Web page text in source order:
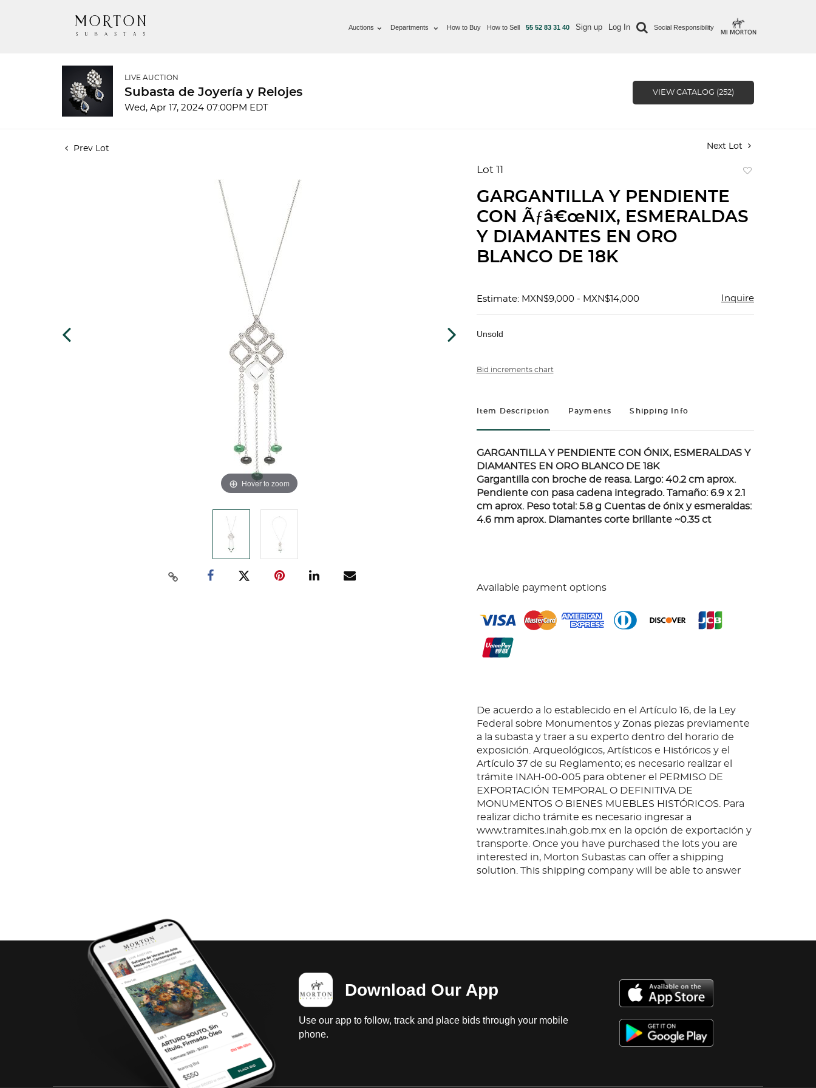
Auctions Departments How to Buy How to Sell 55 52 83 31 40 Sign up Log In Social Responsibility
LIVE AUCTION
Subasta de Joyería y Relojes
Wed, Apr 17, 2024 07:00PM EDT
VIEW CATALOG (252)
Prev Lot Next Lot
Hover to zoom
Lot 11
GARGANTILLA Y PENDIENTE
CON Ãƒâ€œNIX, ESMERALDAS
Y DIAMANTES EN ORO
BLANCO DE 18K
Estimate: MXN$9,000 - MXN$14,000 Inquire
Unsold
Bid increments chart
Item Description Payments Shipping Info
GARGANTILLA Y PENDIENTE CON ÓNIX, ESMERALDAS Y
DIAMANTES EN ORO BLANCO DE 18K
Gargantilla con broche de reasa. Largo: 40.2 cm aprox.
Pendiente con pasa cadena integrado. Tamaño: 6.9 x 2.1
cm aprox. Peso total: 5.8 g Cuentas de ónix y esmeraldas:
4.6 mm aprox. Diamantes corte brillante ~0.35 ct
Available payment options
De acuerdo a lo establecido en el Artículo 16, de la Ley
Federal sobre Monumentos y Zonas piezas previamente
a la subasta y traer a su experto dentro del horario de
exposición. Arqueológicos, Artísticos e Históricos y el
Artículo 37 de su Reglamento; es necesario realizar el
trámite INAH-00-005 para obtener el PERMISO DE
EXPORTACIÓN TEMPORAL O DEFINITIVA DE
MONUMENTOS O BIENES MUEBLES HISTÓRICOS. Para
realizar dicho trámite es necesario ingresar a
www.tramites.inah.gob.mx en la opción de exportación y
transporte. Once you have purchased the lots you are
interested in, Morton Subastas can offer a shipping
solution. This shipping company will be able to answer
Download Our App
Use our app to follow, track and place bids through your mobile
phone.